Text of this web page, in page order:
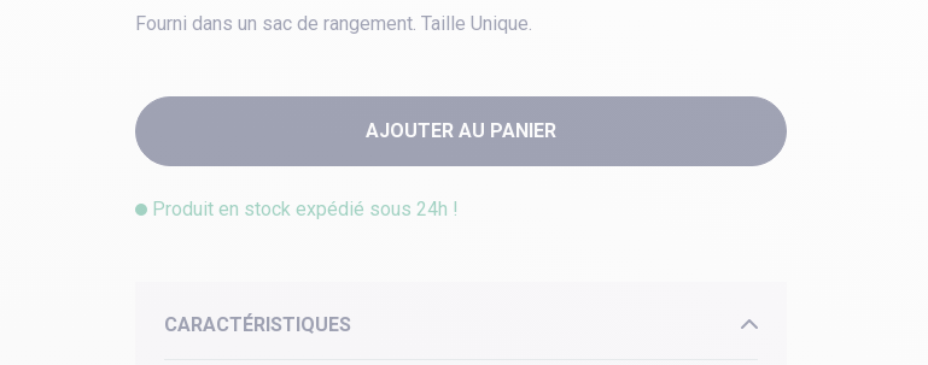
Fourni dans un sac de rangement. Taille Unique.
AJOUTER AU PANIER
Produit en stock expédié sous 24h !
CARACTÉRISTIQUES